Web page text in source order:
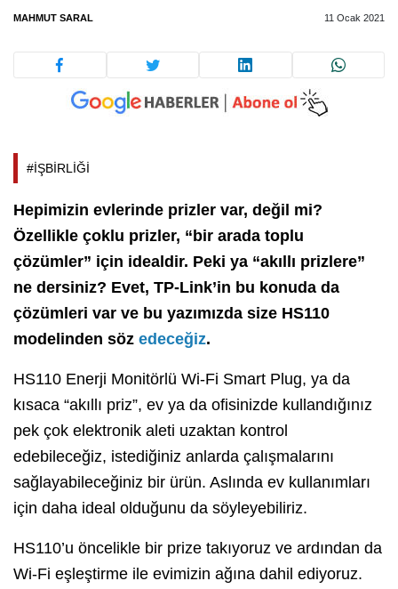
MAHMUT SARAL 11 Ocak 2021
#İŞBİRLİĞİ
Hepimizin evlerinde prizler var, değil mi?
Özellikle çoklu prizler, “bir arada toplu
çözümler” için idealdir. Peki ya “akıllı prizlere”
ne dersiniz? Evet, TP-Link’in bu konuda da
çözümleri var ve bu yazımızda size HS110
modelinden söz edeceğiz.
HS110 Enerji Monitörlü Wi-Fi Smart Plug, ya da
kısaca “akıllı priz”, ev ya da ofisinizde kullandığınız
pek çok elektronik aleti uzaktan kontrol
edebileceğiz, istediğiniz anlarda çalışmalarını
sağlayabileceğiniz bir ürün. Aslında ev kullanımları
için daha ideal olduğunu da söyleyebiliriz.
HS110’u öncelikle bir prize takıyoruz ve ardından da
Wi-Fi eşleştirme ile evimizin ağına dahil ediyoruz.